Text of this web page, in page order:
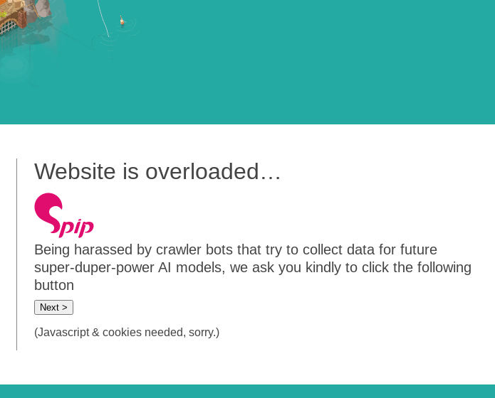
Website is overloaded…
Being harassed by crawler bots that try to collect data for future
super-duper-power AI models, we ask you kindly to click the following
button
Next >
(Javascript & cookies needed, sorry.)